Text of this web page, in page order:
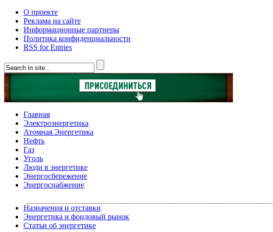
О проекте
Реклама на сайте
Информационные партнеры
Политика конфиденциальности
RSS for Entries
Главная
Электроэнергетика
Атомная Энергетика
Нефть
Газ
Уголь
Люди в энергетике
Энергосбережение
Энергоснабжение
Назначения и отставки
Энергетика и фондовый рынок
Статьи об энергетике